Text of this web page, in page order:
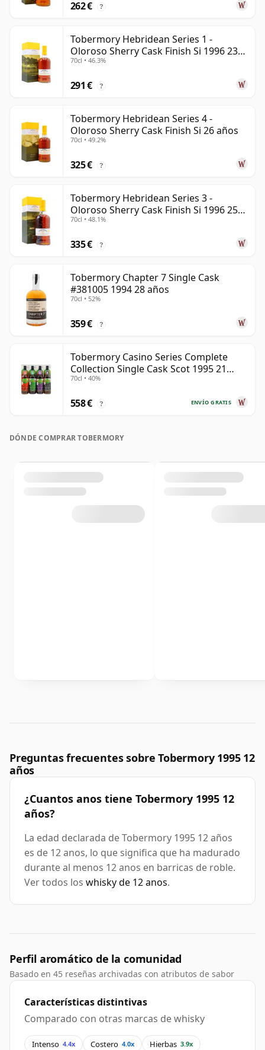
262 € ?
Tobermory Hebridean Series 1 -
Oloroso Sherry Cask Finish Si 1996 23
años
70cl • 46.3%
291 € ?
Tobermory Hebridean Series 4 -
Oloroso Sherry Cask Finish Si 26 años
70cl • 49.2%
325 € ?
Tobermory Hebridean Series 3 -
Oloroso Sherry Cask Finish Si 1996 25
años
70cl • 48.1%
335 € ?
Tobermory Chapter 7 Single Cask
#381005 1994 28 años
70cl • 52%
359 € ?
Tobermory Casino Series Complete
Collection Single Cask Scot 1995 21
años
70cl • 40%
ENVÍO GRATIS
558 € ?
DÓNDE COMPRAR TOBERMORY
Preguntas frecuentes sobre Tobermory 1995 12
años
¿Cuantos anos tiene Tobermory 1995 12
años?
La edad declarada de Tobermory 1995 12 años
es de 12 anos, lo que significa que ha madurado
durante al menos 12 anos en barricas de roble.
Ver todos los whisky de 12 anos.
Perfil aromático de la comunidad
Basado en 45 reseñas archivadas con atributos de sabor
Características distintivas
Comparado con otras marcas de whisky
Intenso 4.4x Costero 4.0x Hierbas 3.9x